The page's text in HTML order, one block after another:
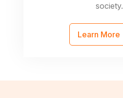
society.
Learn More